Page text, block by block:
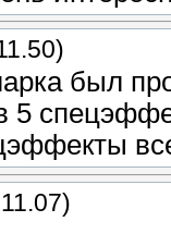
был
5